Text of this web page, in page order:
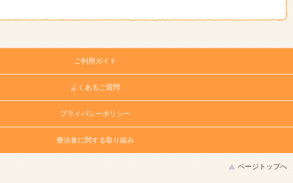
ご利用ガイド
よくあるご質問
プライバシーポリシー
療法食に関する取り組み
ページトップへ